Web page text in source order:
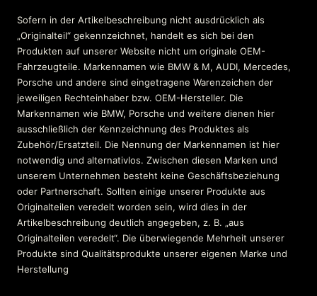
Sofern in der Artikelbeschreibung nicht ausdrücklich als
„Originalteil“ gekennzeichnet, handelt es sich bei den
Produkten auf unserer Website nicht um originale OEM-
Fahrzeugteile. Markennamen wie BMW & M, AUDI, Mercedes,
Porsche und andere sind eingetragene Warenzeichen der
jeweiligen Rechteinhaber bzw. OEM-Hersteller. Die
Markennamen wie BMW, Porsche und weitere dienen hier
ausschließlich der Kennzeichnung des Produktes als
Zubehör/Ersatzteil. Die Nennung der Markennamen ist hier
notwendig und alternativlos. Zwischen diesen Marken und
unserem Unternehmen besteht keine Geschäftsbeziehung
oder Partnerschaft. Sollten einige unserer Produkte aus
Originalteilen veredelt worden sein, wird dies in der
Artikelbeschreibung deutlich angegeben, z. B. „aus
Originalteilen veredelt“. Die überwiegende Mehrheit unserer
Produkte sind Qualitätsprodukte unserer eigenen Marke und
Herstellung